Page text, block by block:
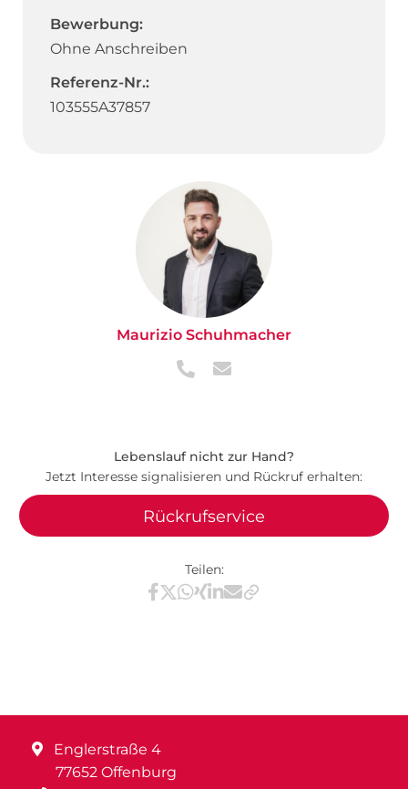
Bewerbung:
Ohne Anschreiben
Referenz-Nr.:
103555A37857
Maurizio Schuhmacher
Lebenslauf nicht zur Hand?
Jetzt Interesse signalisieren und Rückruf erhalten:
Rückrufservice
Teilen:
Teilen via Facebook
Teilen via X / Twitter
Teilen via WhatsApp
Teilen via Xing
Teilen via LinkedIn
Teilen via E-Mail
Englerstraße 4
77652 Offenburg